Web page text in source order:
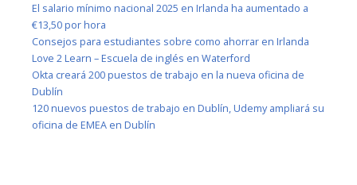
El salario mínimo nacional 2025 en Irlanda ha aumentado a
€13,50 por hora
Consejos para estudiantes sobre como ahorrar en Irlanda
Love 2 Learn – Escuela de inglés en Waterford
Okta creará 200 puestos de trabajo en la nueva oficina de
Dublín
120 nuevos puestos de trabajo en Dublín, Udemy ampliará su
oficina de EMEA en Dublín